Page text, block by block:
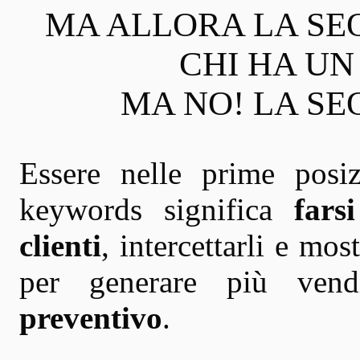
MA ALLORA LA
CHI HA
MA NO! LA
Essere nelle prime
keywords significa
clienti, intercettarli e
per generare più
preventivo.